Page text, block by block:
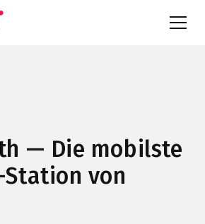
— Die mobilste
Station von